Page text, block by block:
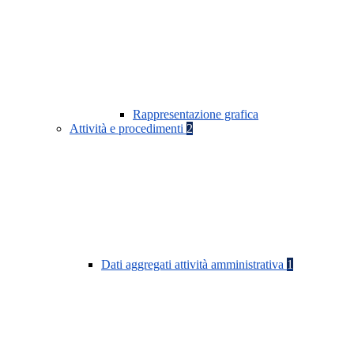
Rappresentazione grafica
Attività e procedimenti 2
Dati aggregati attività amministrativa 1